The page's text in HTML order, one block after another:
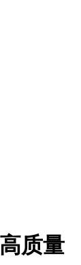
质量